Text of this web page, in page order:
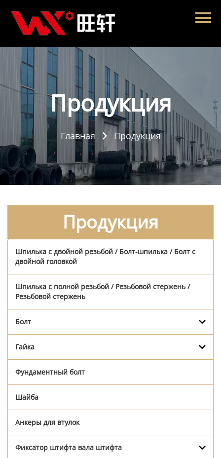
Главная
Продукция
Новости
О нас
Контакты Продукция
Главная  Продукция
Продукция
Шпилька с двойной резьбой / Болт-шпилька / Болт с
двойной головкой
Шпилька с полной резьбой / Резьбовой стержень /
Резьбовой стержень
Болт
Гайка
Фундаментный болт
Шайба
Анкеры для втулок
Фиксатор штифта вала штифта